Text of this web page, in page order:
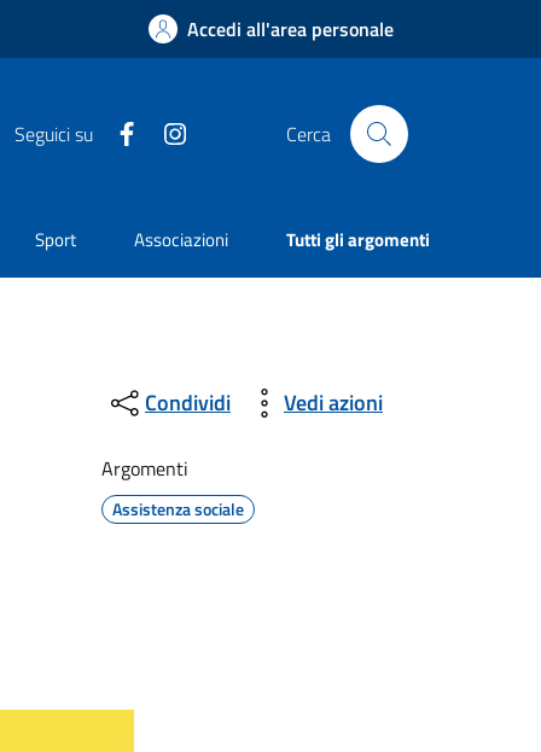
Accedi all'area personale
Seguici su Facebook Cerca
Sport Associazioni Tutti gli argomenti
Condividi Vedi azioni
Argomenti
Assistenza sociale